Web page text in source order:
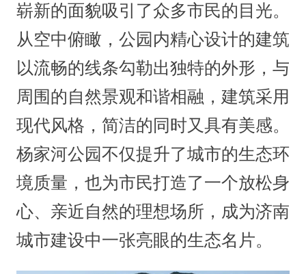
崭新的面貌吸引了众多市民的目光。
从空中俯瞰，公园内精心设计的建筑
以流畅的线条勾勒出独特的外形，与
周围的自然景观和谐相融，建筑采用
现代风格，简洁的同时又具有美感。
杨家河公园不仅提升了城市的生态环
境质量，也为市民打造了一个放松身
心、亲近自然的理想场所，成为济南
城市建设中一张亮眼的生态名片。